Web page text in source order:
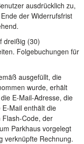
ausdrücklich zu,
der Widerrufsfrist
dreißig (30)
Folgebuchungen für
ausgefüllt, die
wurde, erhält
E-Mail-Adresse, die
Mail enthält die
Code, der
Parkhaus vorgelegt
verknüpfte Rechnung.